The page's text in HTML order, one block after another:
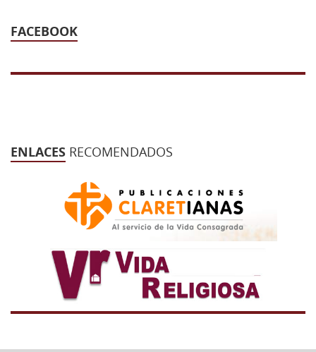
FACEBOOK
ENLACES RECOMENDADOS